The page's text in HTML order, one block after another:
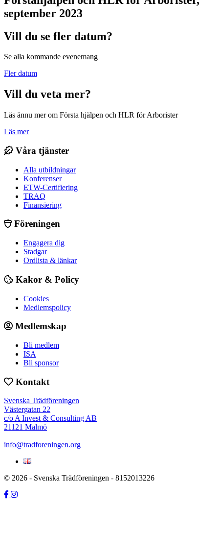
september 2023
Vill du se fler datum?
Se alla kommande evenemang
Fler datum
Vill du veta mer?
Läs ännu mer om Första hjälpen och HLR för Arborister
Läs mer
Våra tjänster
Alla utbildningar
Konferenser
ETW-Certifiering
TRAQ
Finansiering
Föreningen
Engagera dig
Stadgar
Ordlista & länkar
Kakor & Policy
Cookies
Medlemspolicy
Medlemskap
Bli medlem
ISA
Bli sponsor
Kontakt
Svenska Trädföreningen
Västergatan 22
c/o A Invest & Consulting AB
21121 Malmö
info@tradforeningen.org
© 2026 - Svenska Trädföreningen - 8152013226